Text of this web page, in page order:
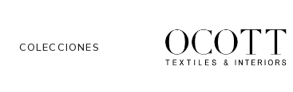
COLECCIONES